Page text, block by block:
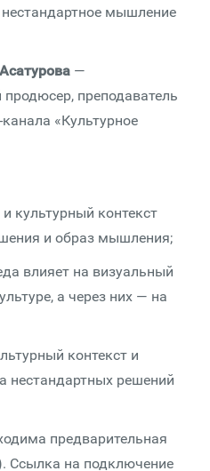
нестандартное мышление
—
продюсер, преподаватель
«Культурное
культурный контекст
и образ мышления;
влияет на визуальный
а через них — на
контекст и
нестандартных решений
предварительная
Ссылка на подключение